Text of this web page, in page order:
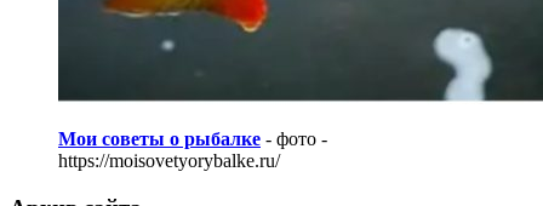
Мои советы о рыбалке - фото -
https://moisovetyorybalke.ru/